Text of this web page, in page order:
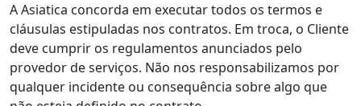
A Asiatica concorda em executar todos os termos e
cláusulas estipuladas nos contratos. Em troca, o Cliente
deve cumprir os regulamentos anunciados pelo
provedor de serviços. Não nos responsabilizamos por
qualquer incidente ou consequência sobre algo que